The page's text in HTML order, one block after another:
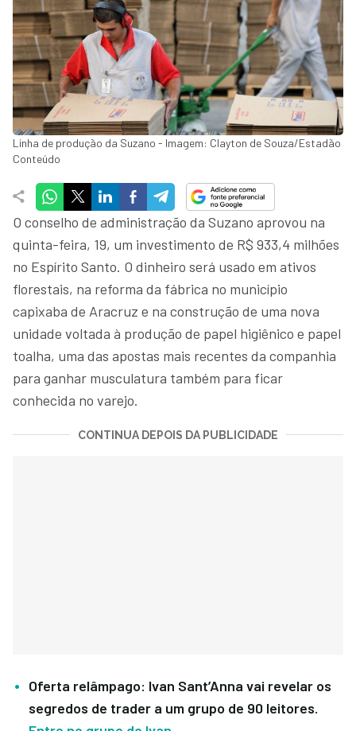
Linha de produção da Suzano - Imagem: Clayton de Souza/Estadão
Conteúdo
O conselho de administração da Suzano aprovou na
quinta-feira, 19, um investimento de R$ 933,4 milhões
no Espírito Santo. O dinheiro será usado em ativos
florestais, na reforma da fábrica no município
capixaba de Aracruz e na construção de uma nova
unidade voltada à produção de papel higiênico e papel
toalha, uma das apostas mais recentes da companhia
para ganhar musculatura também para ficar
conhecida no varejo.
CONTINUA DEPOIS DA PUBLICIDADE
Oferta relâmpago: Ivan Sant’Anna vai revelar os
segredos de trader a um grupo de 90 leitores.